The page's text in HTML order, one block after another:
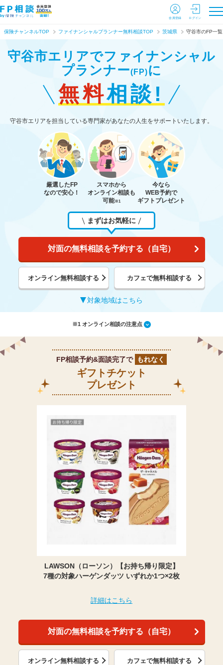
会員登録 ログイン
保険チャンネルTOP ファイナンシャルプランナー無料相談TOP 茨城県 守谷市のFP一覧
守谷市エリアでファイナンシャル
プランナー(FP)に
無料相談!
守谷市エリアを担当している専門家があなたの人生をサポートいたします。
厳選したFP
なので安心！
スマホから
オンライン相談も
可能※1
今なら
WEB予約で
ギフトプレゼント
まずはお気軽に
対面の無料相談を予約する（自宅）
オンライン無料相談する カフェで無料相談する
対象地域はこちら
※1 オンライン相談の注意点
FP相談予約&面談完了で もれなく
ギフトチケット
プレゼント
LAWSON（ローソン）【お持ち帰り限定】
7種の対象ハーゲンダッツ いずれか1つ×2枚
詳細はこちら
対面の無料相談を予約する（自宅）
オンライン無料相談する カフェで無料相談する